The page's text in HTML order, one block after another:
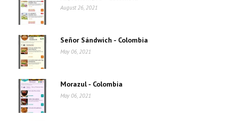
August 26, 2021
Señor Sándwich - Colombia
May 06, 2021
Morazul - Colombia
May 06, 2021